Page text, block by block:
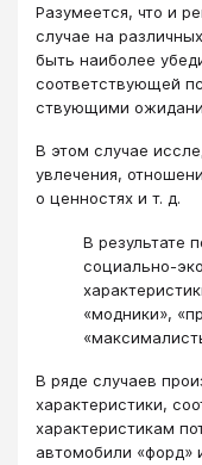
Разумеется, что и
случае на
быть наи­более
соответствующей
ствующими
В этом случае
увлечения,
о ценностях и т. д.
В результате
социально-
«модники»,
В ряде случаев
характеристики,
характеристикам
автомобили «форд»